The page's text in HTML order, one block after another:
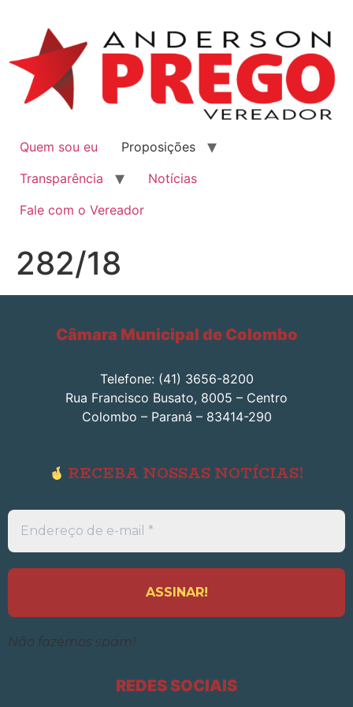
Quem sou eu
Proposições
Transparência
Notícias
Fale com o Vereador
282/18
Câmara Municipal de Colombo
Telefone: (41) 3656-8200
Rua Francisco Busato, 8005 – Centro
Colombo – Paraná – 83414-290
RECEBA NOSSAS NOTÍCIAS!
Endereço
de
e-
*
Não fazemos spam!
REDES SOCIAIS